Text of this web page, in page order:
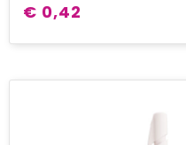
€ 0,42